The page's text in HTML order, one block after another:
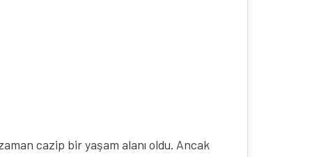
cazip bir yaşam alanı oldu. Ancak